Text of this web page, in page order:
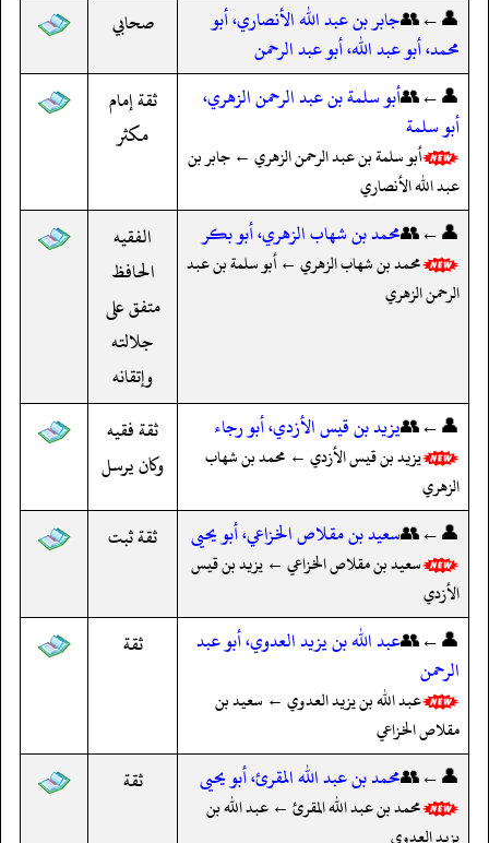
👤←👥جابر بن عبد الله الأنصاري، أبو
محمد، أبو عبد الله، أبو عبد الرحمن
صحابي
👤←👥أبو سلمة بن عبد الرحمن الزهري،
أبو سلمة
أبو سلمة بن عبد الرحمن الزهري ← جابر بن
عبد الله الأنصاري
ثقة إمام
مكثر
👤←👥محمد بن شهاب الزهري، أبو بكر
محمد بن شهاب الزهري ← أبو سلمة بن عبد
الرحمن الزهري
الفقيه
الحافظ
متفق على
جلالته
وإتقانه
👤←👥يزيد بن قيس الأزدي، أبو رجاء
يزيد بن قيس الأزدي ← محمد بن شهاب
الزهري
ثقة فقيه
وكان يرسل
👤←👥سعيد بن مقلاص الخزاعي، أبو يحيى
سعيد بن مقلاص الخزاعي ← يزيد بن قيس
الأزدي
ثقة ثبت
👤←👥عبد الله بن يزيد العدوي، أبو عبد
الرحمن
عبد الله بن يزيد العدوي ← سعيد بن
مقلاص الخزاعي
ثقة
👤←👥محمد بن عبد الله المقرئ، أبو يحيى
محمد بن عبد الله المقرئ ← عبد الله بن
يزيد العدوي
ثقة